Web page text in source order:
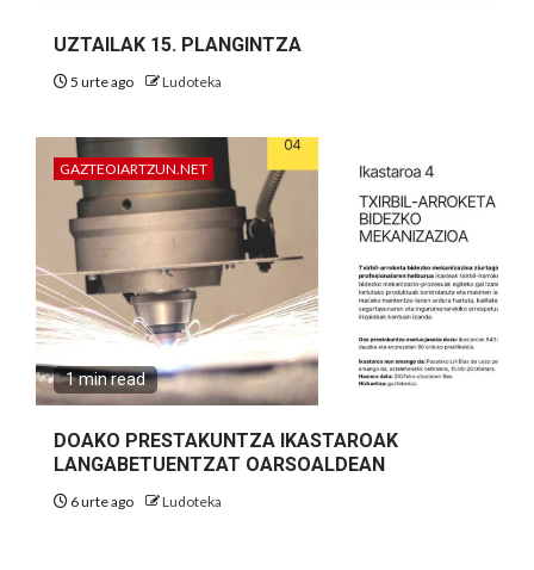
UZTAILAK 15. PLANGINTZA
5 urte ago Ludoteka
GAZTEOIARTZUN.NET
1 min read
DOAKO PRESTAKUNTZA IKASTAROAK
LANGABETUENTZAT OARSOALDEAN
6 urte ago Ludoteka